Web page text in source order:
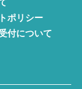
ポリシー
付について